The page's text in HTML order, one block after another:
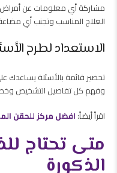
مشاركة أي معلومات عن أمراض
العلاج المناسب وتجنب أي
الاستعداد لطرح
تحضير قائمة بالأسئلة
وفهم كل تفاصيل التشخيص
اقرأ أيضاً: افضل مركز للحقن
متى تحتاج
الذكورة